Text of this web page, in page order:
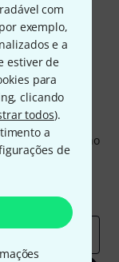
com
exemplo,
e a
estiver de
para
clicando
todos).
a
de
e com um
50 vouchers
no